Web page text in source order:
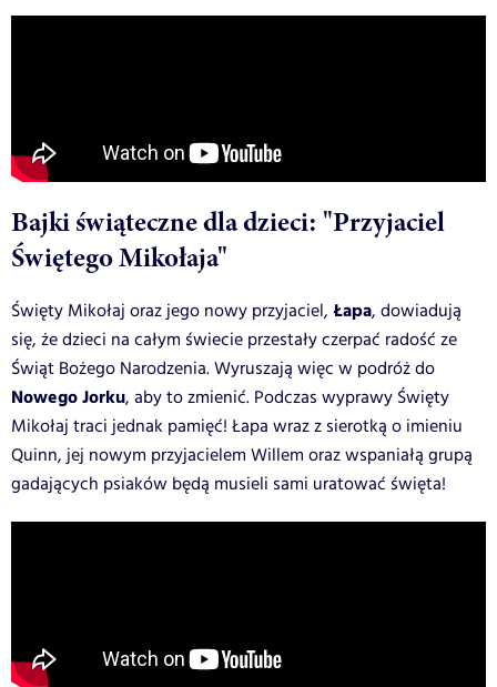
Bajki świąteczne dla dzieci: "Przyjaciel
Świętego Mikołaja"
Święty Mikołaj oraz jego nowy przyjaciel, Łapa, dowiadują
się, że dzieci na całym świecie przestały czerpać radość ze
Świąt Bożego Narodzenia. Wyruszają więc w podróż do
NowegoJorku, aby to zmienić. Podczas wyprawy Święty
Mikołaj traci jednak pamięć! Łapa wraz z sierotką o imieniu
Quinn, jej nowym przyjacielem Willem oraz wspaniałą grupą
gadających psiaków będą musieli sami uratować święta!